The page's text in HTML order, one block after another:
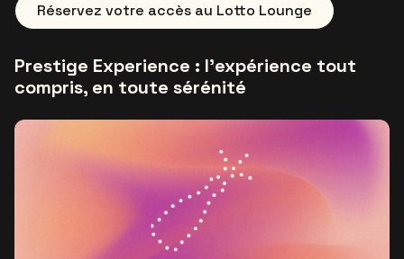
Réservez votre accès au Lotto Lounge
Prestige Experience : l'expérience tout
compris, en toute sérénité